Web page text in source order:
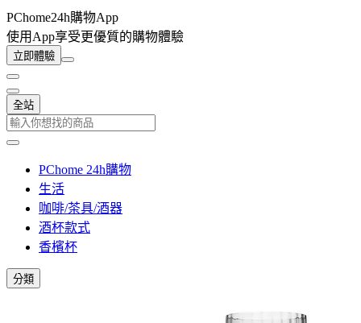
PChome24h購物App
使用App享受更優質的購物體驗
立即體驗
全站
PChome 24h購物
生活
咖啡/茶具/酒器
酒杯款式
香檳杯
分類